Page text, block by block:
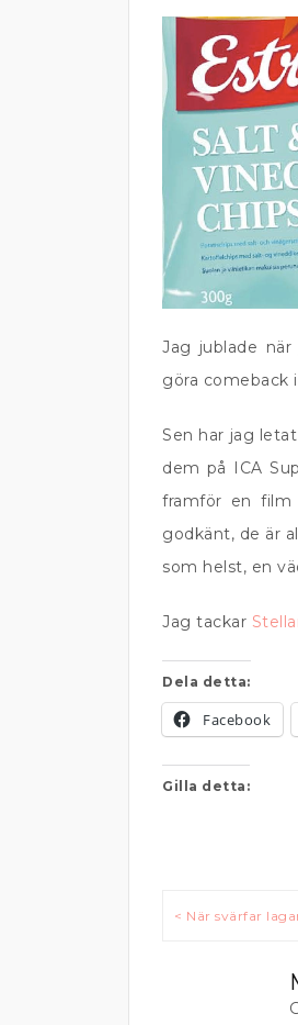
Jag jublade
göra comeback
Sen har jag
dem på ICA
framför en film
godkänt, de är
som helst, en
Jag tackar
Dela detta:
Facebook
Gilla detta:
< När svärfar